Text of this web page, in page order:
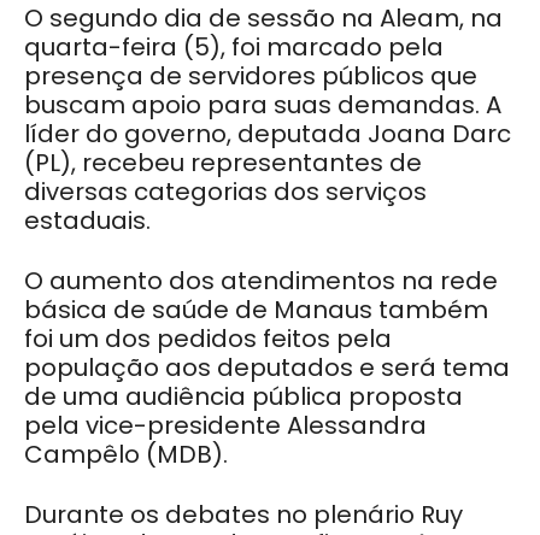
O segundo dia de sessão na Aleam, na
quarta-feira (5), foi marcado pela
presença de servidores públicos que
buscam apoio para suas demandas. A
líder do governo, deputada Joana Darc
(PL), recebeu representantes de
diversas categorias dos serviços
estaduais.
O aumento dos atendimentos na rede
básica de saúde de Manaus também
foi um dos pedidos feitos pela
população aos deputados e será tema
de uma audiência pública proposta
pela vice-presidente Alessandra
Campêlo (MDB).
Durante os debates no plenário Ruy